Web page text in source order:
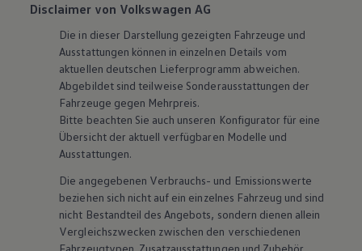
Disclaimer von Volkswagen AG
Die in dieser Darstellung gezeigten Fahrzeuge und
Ausstattungen können in einzelnen Details vom
aktuellen deutschen Lieferprogramm abweichen.
Abgebildet sind teilweise Sonderausstattungen der
Fahrzeuge gegen Mehrpreis.
Bitte beachten Sie auch unseren Konfigurator für eine
Übersicht der aktuell verfügbaren Modelle und
Ausstattungen.
Die angegebenen Verbrauchs- und Emissionswerte
beziehen sich nicht auf ein einzelnes Fahrzeug und sind
nicht Bestandteil des Angebots, sondern dienen allein
Vergleichszwecken zwischen den verschiedenen